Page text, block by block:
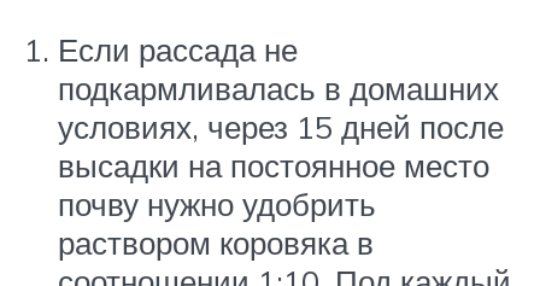
Если рассада не
подкармливалась в домашних
условиях, через 15 дней после
высадки на постоянное место
почву нужно удобрить
раствором коровяка в